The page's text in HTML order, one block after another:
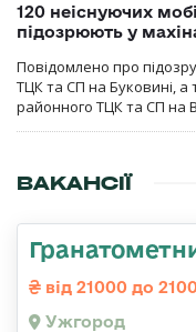
120 неіснуючих
підозрюють у
Повідомлено про
ТЦК та СП на Буковині,
районного ТЦК та СП на
ВАКАНСІЇ
від 21000 до
Ужгород